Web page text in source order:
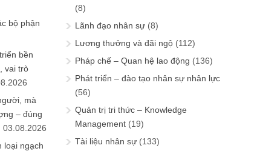
bộ phận
bền
vai trò
mà
– đúng
03.08.2026
loại ngạch
(8)
Lãnh đạo nhân sự (8)
Lương thưởng và đãi ngộ (112)
Pháp chế – Quan hệ lao động (136)
Phát triển – đào tạo nhân sự nhân lực
(56)
Quản trị tri thức – Knowledge
Management (19)
Tài liệu nhân sự (133)